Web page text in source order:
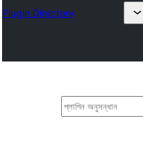
Plugin Directory
অনুসন্ধান